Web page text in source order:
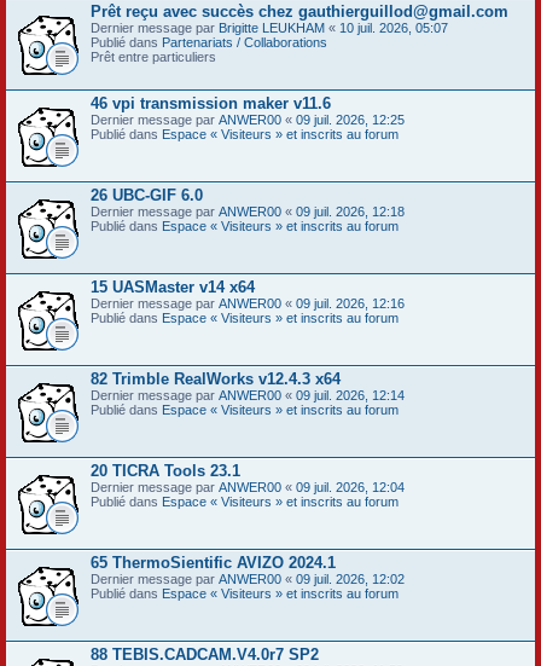
Prêt reçu avec succès chez gauthierguillod@gmail.com
Dernier message par Brigitte LEUKHAM « 10 juil. 2026, 05:07
Publié dans Partenariats / Collaborations
Prêt entre particuliers
46 vpi transmission maker v11.6
Dernier message par ANWER00 « 09 juil. 2026, 12:25
Publié dans Espace « Visiteurs » et inscrits au forum
26 UBC-GIF 6.0
Dernier message par ANWER00 « 09 juil. 2026, 12:18
Publié dans Espace « Visiteurs » et inscrits au forum
15 UASMaster v14 x64
Dernier message par ANWER00 « 09 juil. 2026, 12:16
Publié dans Espace « Visiteurs » et inscrits au forum
82 Trimble RealWorks v12.4.3 x64
Dernier message par ANWER00 « 09 juil. 2026, 12:14
Publié dans Espace « Visiteurs » et inscrits au forum
20 TICRA Tools 23.1
Dernier message par ANWER00 « 09 juil. 2026, 12:04
Publié dans Espace « Visiteurs » et inscrits au forum
65 ThermoSientific AVIZO 2024.1
Dernier message par ANWER00 « 09 juil. 2026, 12:02
Publié dans Espace « Visiteurs » et inscrits au forum
88 TEBIS.CADCAM.V4.0r7 SP2